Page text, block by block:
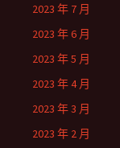
2023 年 7 月
2023 年 6 月
2023 年 5 月
2023 年 4 月
2023 年 3 月
2023 年 2 月